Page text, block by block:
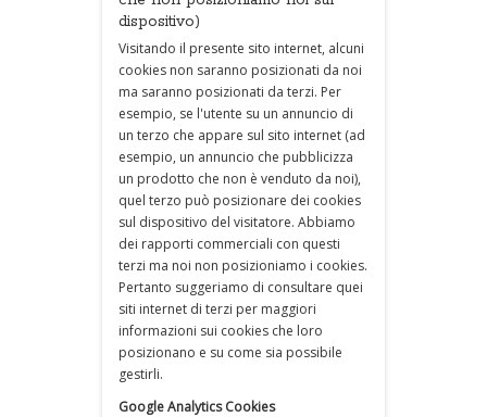
dispositivo)
Visitando il presente sito internet, alcuni
cookies non saranno posizionati da noi
ma saranno posizionati da terzi. Per
esempio, se l'utente su un annuncio di
un terzo che appare sul sito internet (ad
esempio, un annuncio che pubblicizza
un prodotto che non è venduto da noi),
quel terzo può posizionare dei cookies
sul dispositivo del visitatore. Abbiamo
dei rapporti commerciali con questi
terzi ma noi non posizioniamo i cookies.
Pertanto suggeriamo di consultare quei
siti internet di terzi per maggiori
informazioni sui cookies che loro
posizionano e su come sia possibile
gestirli.
Google Analytics Cookies